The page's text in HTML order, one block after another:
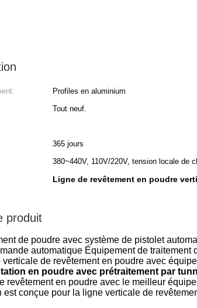
Profiles en aluminium
Tout neuf.
365 jours
380~440V, 110V/220V, tension locale de
Ligne de revêtement en poudre
produit
de poudre avec système de pistolet
automatique Équipement de
de revêtement en poudre avec
en poudre avec prétraitement par
revêtement en poudre avec le meilleur
est conçue pour la ligne verticale de